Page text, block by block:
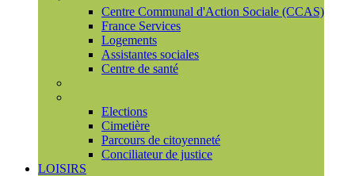
Centre Communal d'Action Sociale (CCAS)
France Services
Logements
Assistantes sociales
Centre de santé
Elections
Cimetière
Parcours de citoyenneté
Conciliateur de justice
LOISIRS